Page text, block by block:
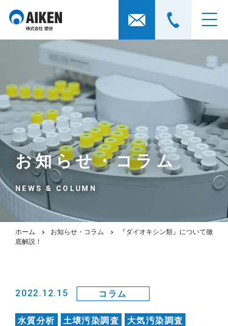
お知らせ・コラム
NEWS & COLUMN
ホーム お知らせ・コラム
『ダイオキシン類』について徹
底解説！
2022.12.15 コラム
水質分析 土壌汚染調査
大気汚染調査